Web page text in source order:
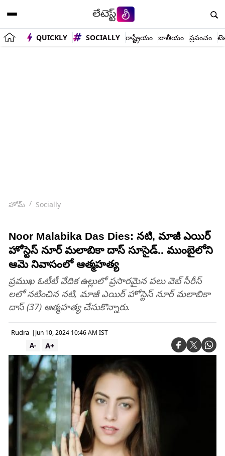
QUICKLY SOCIALLY రాష్ట్రీయం జాతీయం ప్రపంచం
హోమ్ Socially
Noor Malabika Das Dies: నటి, మాజీ ఎయిర్
హోస్టెస్ నూర్ మలాబికా దాస్ సూసైడ్.. ముంబైలోని
ఆమె నివాసంలో ఆత్మహత్య
ప్రముఖ ఓటీటీ వేదిక ఉల్లులో ప్రసారమైన పలు వెబ్ సీరీస్
లలో నటించిన నటి, మాజీ ఎయిర్ హోస్టెస్ నూర్ మలాబికా
దాస్ (37) ఆత్మహత్య చేసుకొన్నారు.
Rudra | Jun 10, 2024 10:46 AM IST
A+
A-